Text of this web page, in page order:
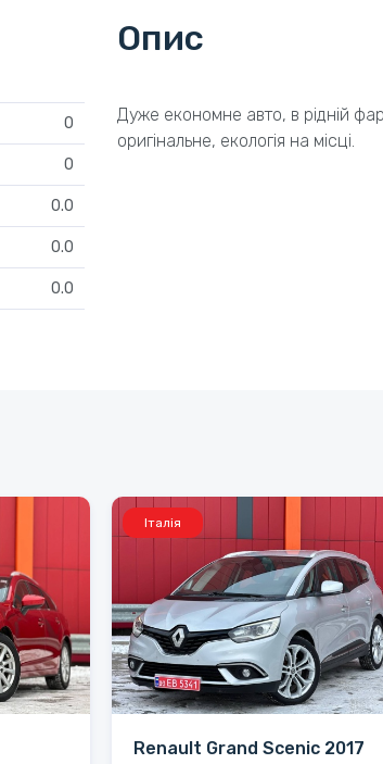
0
0
0.0
0.0
0.0
Опис
Дуже економне авто, в рідній
оригінальне, екологія на місці.
Італія
Renault Grand Scenic 2017